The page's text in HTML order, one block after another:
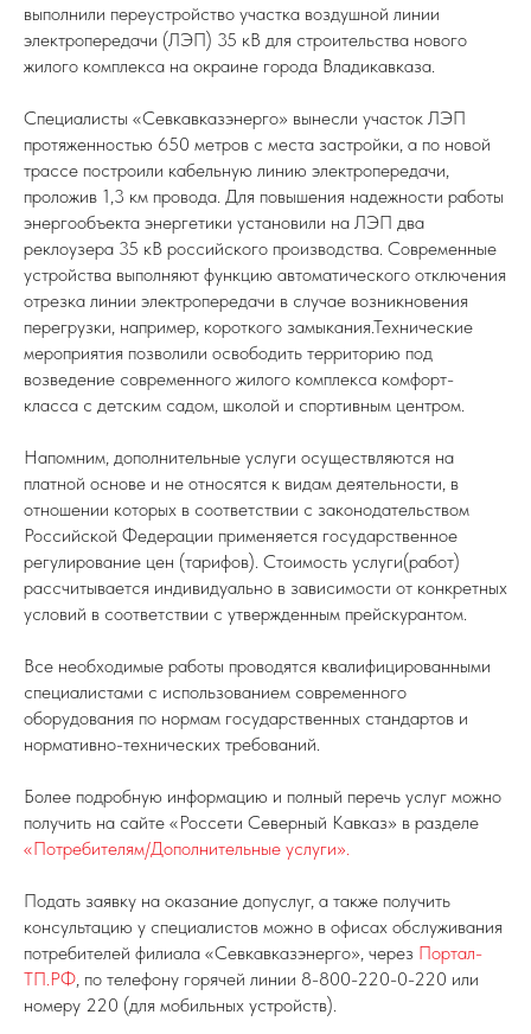
выполнили переустройство участка воздушной линии
электропередачи (ЛЭП) 35 кВ для строительства нового
жилого комплекса на окраине города Владикавказа.
Специалисты «Севкавказэнерго» вынесли участок ЛЭП
протяженностью 650 метров с места застройки, а по новой
трассе построили кабельную линию электропередачи,
проложив 1,3 км провода. Для повышения надежности работы
энергообъекта энергетики установили на ЛЭП два
реклоузера 35 кВ российского производства. Современные
устройства выполняют функцию автоматического отключения
отрезка линии электропередачи в случае возникновения
перегрузки, например, короткого замыкания.Технические
мероприятия позволили освободить территорию под
возведение современного жилого комплекса комфорт-
класса с детским садом, школой и спортивным центром.
Напомним, дополнительные услуги осуществляются на
платной основе и не относятся к видам деятельности, в
отношении которых в соответствии с законодательством
Российской Федерации применяется государственное
регулирование цен (тарифов). Стоимость услуги(работ)
рассчитывается индивидуально в зависимости от конкретных
условий в соответствии с утвержденным прейскурантом.
Все необходимые работы проводятся квалифицированными
специалистами с использованием современного
оборудования по нормам государственных стандартов и
нормативно-технических требований.
Более подробную информацию и полный перечь услуг можно
получить на сайте «Россети Северный Кавказ» в разделе
«Потребителям/Дополнительные услуги».
Подать заявку на оказание допуслуг, а также получить
консультацию у специалистов можно в офисах обслуживания
потребителей филиала «Севкавказэнерго», через Портал-
ТП.РФ, по телефону горячей линии 8-800-220-0-220 или
номеру 220 (для мобильных устройств).